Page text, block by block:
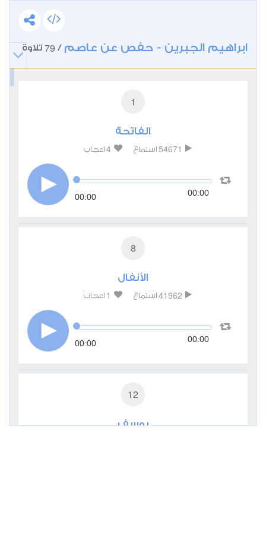
ابراهيم الجبرين - حفص عن عاصم /
79 تلاوة
1
الفاتحة
54671 استماع 4 اعجاب
00:00 00:00
8
الأنفال
41962 استماع 1 اعجاب
00:00 00:00
12
يوسف